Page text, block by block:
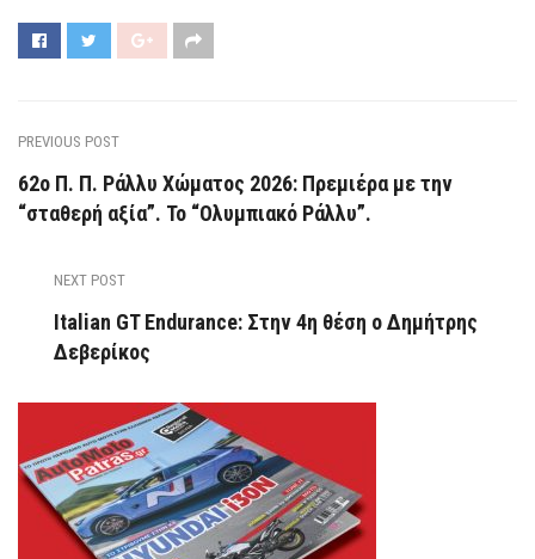
PREVIOUS POST
62ο Π. Π. Ράλλυ Χώματος 2026: Πρεμιέρα με την
“σταθερή αξία”. Το “Ολυμπιακό Ράλλυ”.
NEXT POST
Italian GT Endurance: Στην 4η θέση ο Δημήτρης
Δεβερίκος